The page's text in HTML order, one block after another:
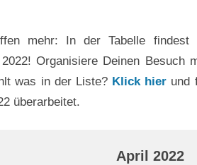
mehr: In der Tabelle
Organisiere Deinen Besuch
was in der Liste? Klick hier und
überarbeitet.
April 2022